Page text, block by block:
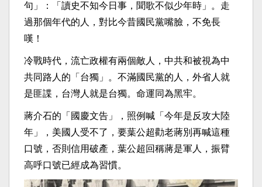
句」：「讀史不知今日事，聞歌不似少年時」。走
過那個年代的人，對比今昔國民黨嘴臉，不免長
嘆！
冷戰時代，流亡政權有兩個敵人，中共和被視為中
共同路人的「台獨」。不滿國民黨的人，外省人就
是匪諜，台灣人就是台獨。命運同為黑牢。
蔣介石的「國慶文告」，照例喊「今年是反攻大陸
年」，美國人受不了，要葉公超勸老蔣別再喊這種
口號，否則信用破產，葉公超回稱蔣是軍人，振臂
高呼口號已經成為習慣。